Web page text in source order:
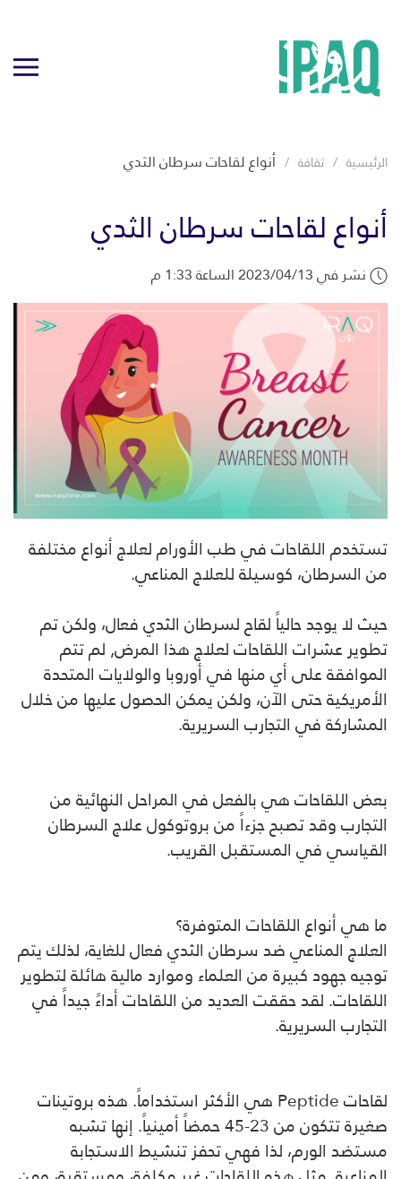
الرئيسية ثقافة أنواع لقاحات سرطان الثدي
أنواع لقاحات سرطان الثدي
نشر في 2023/04/13 الساعة 1:33 م
تستخدم اللقاحات في طب الأورام لعلاج أنواع مختلفة
من السرطان، كوسيلة للعلاج المناعي.
حيث لا يوجد حالياً لقاح لسرطان الثدي فعال، ولكن تم
تطوير عشرات اللقاحات لعلاج هذا المرض, لم تتم
الموافقة على أي منها في أوروبا والولايات المتحدة
الأمريكية حتى الآن، ولكن يمكن الحصول عليها من خلال
المشاركة في التجارب السريرية.
بعض اللقاحات هي بالفعل في المراحل النهائية من
التجارب وقد تصبح جزءاً من بروتوكول علاج السرطان
القياسي في المستقبل القريب.
ما هي أنواع اللقاحات المتوفرة؟
العلاج المناعي ضد سرطان الثدي فعال للغاية، لذلك يتم
توجيه جهود كبيرة من العلماء وموارد مالية هائلة لتطوير
اللقاحات. لقد حققت العديد من اللقاحات أداءً جيداً في
التجارب السريرية.
لقاحات Peptide هي الأكثر استخداماً. هذه بروتينات
صغيرة تتكون من 23-45 حمضاً أمينياً. إنها تشبه
مستضد الورم، لذا فهي تحفز تنشيط الاستجابة